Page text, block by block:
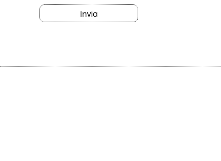
Invia